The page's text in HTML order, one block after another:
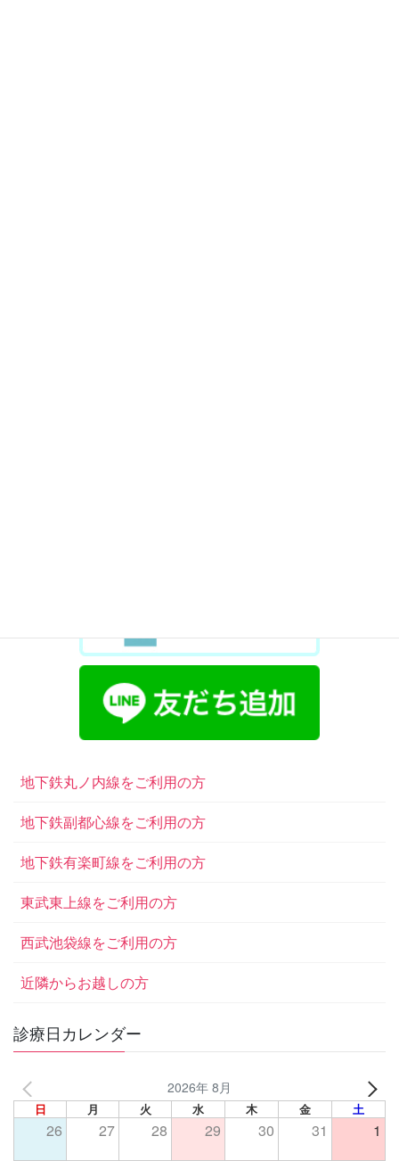
地下鉄丸ノ内線をご利用の方
地下鉄副都心線をご利用の方
地下鉄有楽町線をご利用の方
東武東上線をご利用の方
西武池袋線をご利用の方
近隣からお越しの方
診療日カレンダー
2026年 8月
日 月 火 水 木 金 土
26 27 28 29 30 31 1